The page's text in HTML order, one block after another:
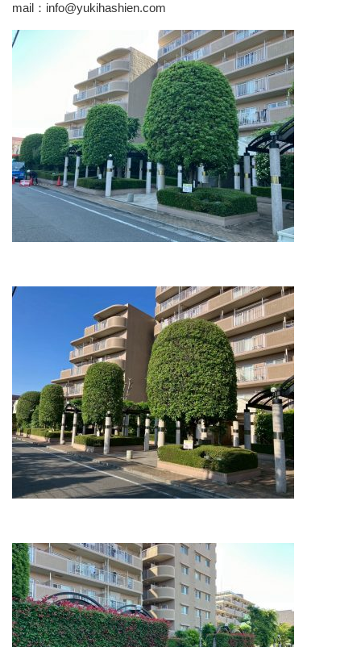
mail：info@yukihashien.com